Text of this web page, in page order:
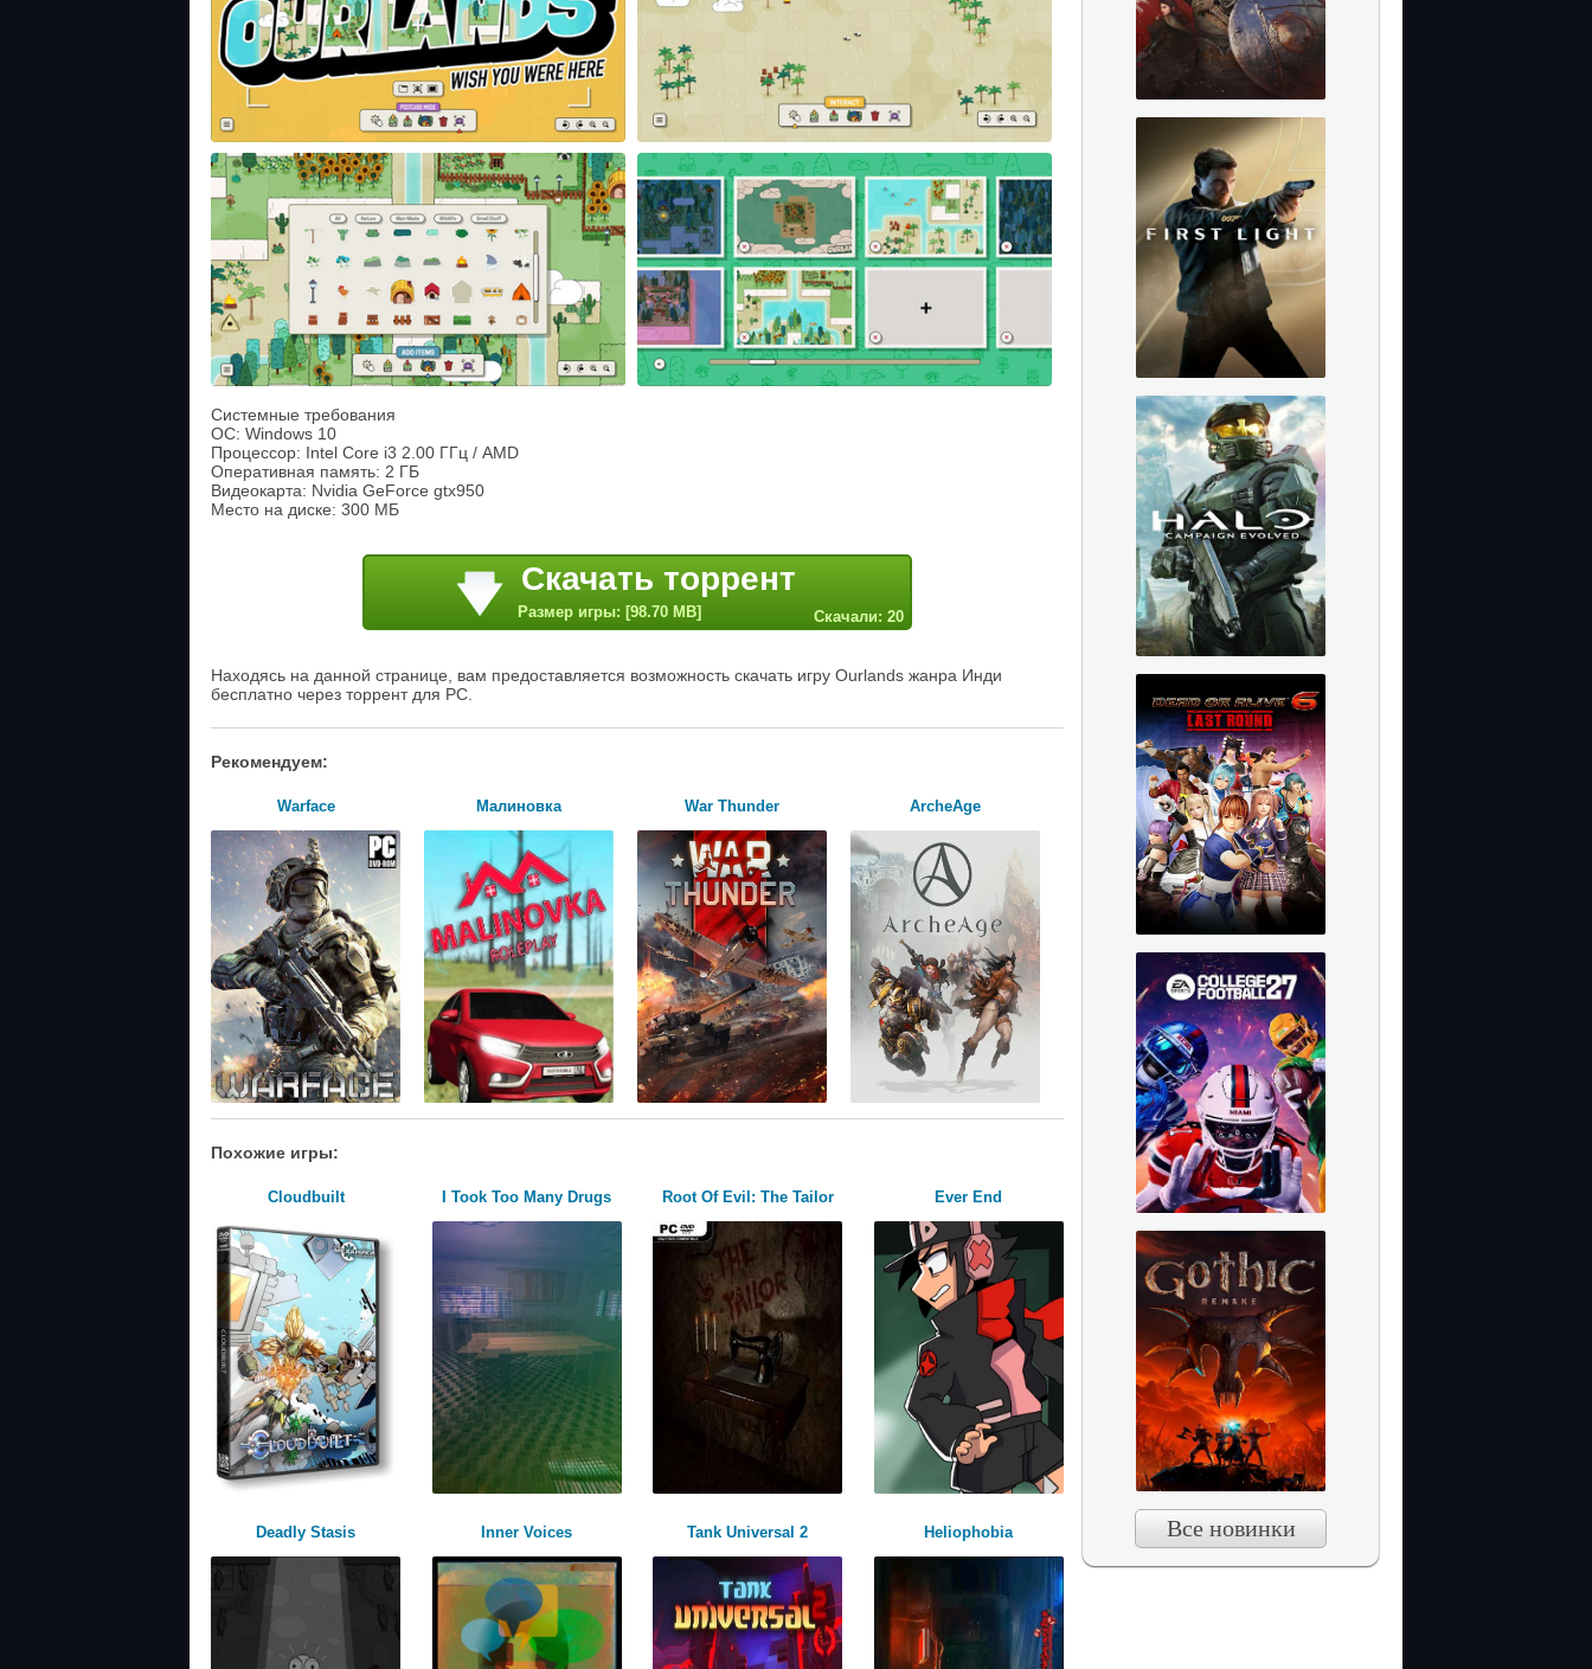
Системные требования
ОС: Windows 10
Процессор: Intel Core i3 2.00 ГГц / AMD
Оперативная память: 2 ГБ
Видеокарта: Nvidia GeForce gtx950
Место на диске: 300 МБ
Скачать торрент
Размер игры: [98.70 MB] Скачали: 20
Находясь на данной странице, вам предоставляется возможность скачать игру Ourlands жанра Инди
бесплатно через торрент для PC.
Рекомендуем:
Warface Малиновка War Thunder ArcheAge
Похожие игры:
Cloudbuilt I Took Too Many Drugs Root Of Evil: The Tailor Ever End
Deadly Stasis Inner Voices Tank Universal 2 Heliophobia Все новинки